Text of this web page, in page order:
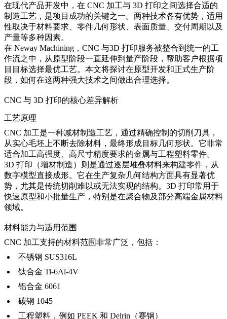
在现代产品开发中，在 CNC 加工与 3D 打印之间选择合适的
制造工艺，是项目成功的关键之一。两种技术各有优势，适用
性取决于材料要求、零件几何形状、表面质量、交付周期以及
产量等多种因素。
在 Neway Machining ，CNC 与3D 打印服务被整合到统一的工
作流之中，从原型阶段一直延伸到量产阶段，帮助客户根据项
目目标选择最优工艺。本文将探讨在原型开发和正式生产阶
段，如何在这两种强大技术之间做出合理选择。
CNC 与 3D 打印的核心差异解析
工艺原理
CNC 加工是一种减材制造工艺，通过精确控制的切削刀具，
从实心毛坯上不断去除材料，最终形成目标几何形状。它非常
适合加工高强度、高尺寸精度要求的金属与工程塑料零件。
3D 打印 （增材制造）则是通过逐层堆叠材料来构建零件，从
数字模型直接成形。它在生产复杂几何结构方面具有显著优
势，尤其是传统切削难以或无法实现的结构。3D 打印常用于
快速原型和小批量生产，特别是在聚合物及部分高端金属材料
领域。
材料能力与适用范围
CNC 加工支持的材料范围非常广泛，包括：
不锈钢 SUS316L
钛合金 Ti-6Al-4V
铝合金 6061
碳钢 1045
工程塑料，例如 PEEK 和 Delrin（赛钢）